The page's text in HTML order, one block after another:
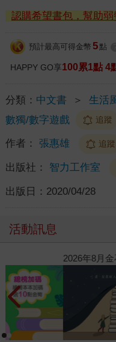
認購希望書包，幫助弱
預計最高可得金幣 5 點
HAPPY GO享100累1點 4
分類： 中文書 ＞ 生活
數獨/數字遊戲
追蹤
作者： 張惠雄 追蹤
出版社： 智力工作室
出版日： 2020/04/28
活動訊息
閱讀漫遊錄-2026上半年